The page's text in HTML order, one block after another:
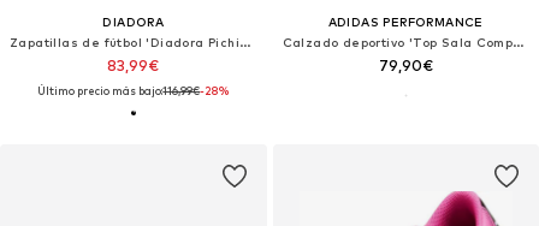
DIADORA
Zapatillas de fútbol 'Diadora Pichichi 6 MG14'
83,99€
Último precio más bajo:116,99€-28%
ADIDAS PERFORMANCE
Calzado deportivo 'Top Sala Competition II'
79,90€